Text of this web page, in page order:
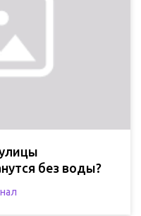
без воды?